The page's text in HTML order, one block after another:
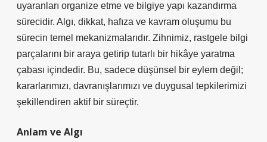
uyaranları organize etme ve bilgiye yapı kazandırma
sürecidir. Algı, dikkat, hafıza ve kavram oluşumu bu
sürecin temel mekanizmalarıdır. Zihnimiz, rastgele bilgi
parçalarını bir araya getirip tutarlı bir hikâye yaratma
çabası içindedir. Bu, sadece düşünsel bir eylem değil;
kararlarımızı, davranışlarımızı ve duygusal tepkilerimizi
şekillendiren aktif bir süreçtir.
Anlam ve Algı